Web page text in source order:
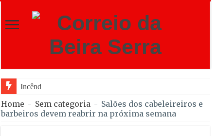
Incêndio em Fornos de Algodre
Home - Sem categoria - Salões dos cabeleireiros e
barbeiros devem reabrir na próxima semana